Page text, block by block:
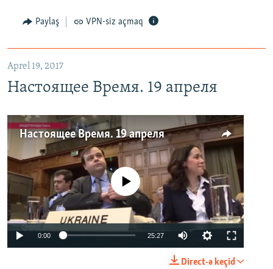
Paylaş VPN-siz açmaq
Aprel 19, 2017
Настоящее Время. 19 апреля
Настоящее Время. 19 апреля
No media source currently available
0:00 25:27
Direct-ə keçid